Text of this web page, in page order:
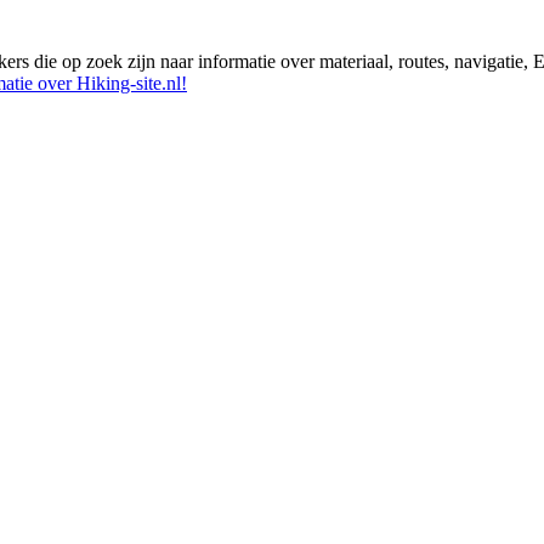
die op zoek zijn naar informatie over materiaal, routes,
over Hiking-site.nl!